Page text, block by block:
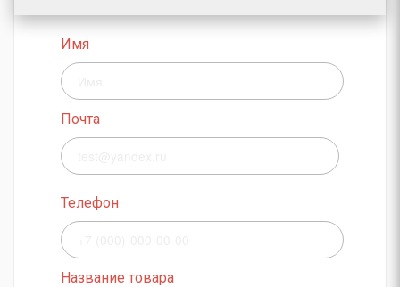
Имя
Почта
Телефон
Название товара